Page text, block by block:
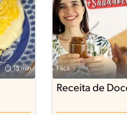
15 min Fácil
Receita de